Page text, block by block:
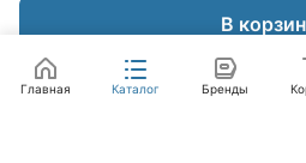
В
Главная Каталог Бренды